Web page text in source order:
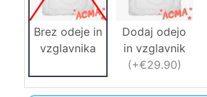
Brez odeje in
vzglavnika
Dodaj odejo
in vzglavnik
(+€29.90)